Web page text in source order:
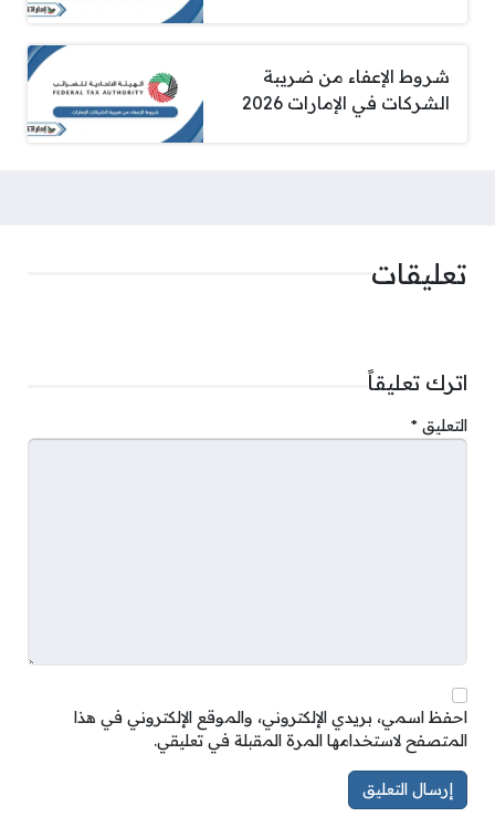
شروط الإعفاء من ضريبة
الشركات في الإمارات 2026
تعليقات
اترك تعليقاً
التعليق *
احفظ اسمي، بريدي الإلكتروني، والموقع الإلكتروني في هذا
المتصفح لاستخدامها المرة المقبلة في تعليقي.